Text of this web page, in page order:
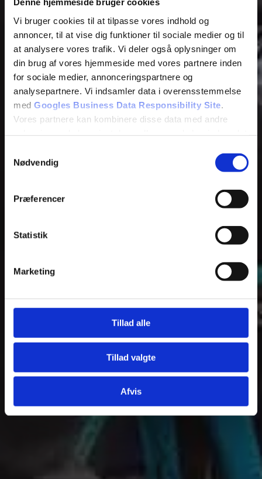
Vi bruger cookies til at tilpasse vores indhold og
annoncer, til at vise dig funktioner til sociale medier og til
at analysere vores trafik. Vi deler også oplysninger om
din brug af vores hjemmeside med vores partnere inden
for sociale medier, annonceringspartnere og
analysepartnere. Vi indsamler data i overensstemmelse
med Googles Business Data Responsibility Site
Vores partnere kan kombinere disse data med andre
Nødvendig
Præferencer
Statistik
Marketing
Tillad alle
Tillad valgte
Afvis